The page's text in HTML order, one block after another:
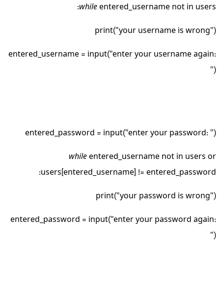
whileentered_username not in users:
print("your username is wrong")
entered_username = input("enter your username again:
")
entered_password = input("enter your password: ")
whileentered_username not in users or
users[entered_username] != entered_password:
print("your password is wrong")
entered_password = input("enter your password again:
")